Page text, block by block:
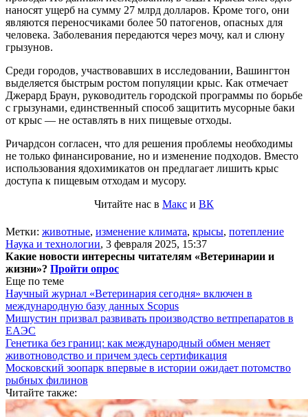
наносят ущерб на сумму 27 млрд долларов. Кроме того, они
являются переносчиками более 50 патогенов, опасных для
человека. Заболевания передаются через мочу, кал и слюну
грызунов.
Среди городов, участвовавших в исследовании, Вашингтон
выделяется быстрым ростом популяции крыс. Как отмечает
Джерард Браун, руководитель городской программы по борьбе
с грызунами, единственный способ защитить мусорные баки
от крыс — не оставлять в них пищевые отходы.
Ричардсон согласен, что для решения проблемы необходимы
не только финансирование, но и изменение подходов. Вместо
использования ядохимикатов он предлагает лишить крыс
доступа к пищевым отходам и мусору.
Читайте нас в Макс и ВК
Метки: животные, изменение климата, крысы, потепление
Наука и технологии, 3 февраля 2025, 15:37
Какие новости интересны читателям «Ветеринарии и
жизни»? Пройти опрос
Еще по теме
Научный журнал «Ветеринария сегодня» включен в
международную базу данных Scopus
Мишустин призвал развивать производство ветпрепаратов в
ЕАЭС
Генетика без границ: как международный обмен меняет
животноводство и причем здесь сертификация
Московский зоопарк впервые в истории ожидает потомство
рыбных филинов
Читайте также: